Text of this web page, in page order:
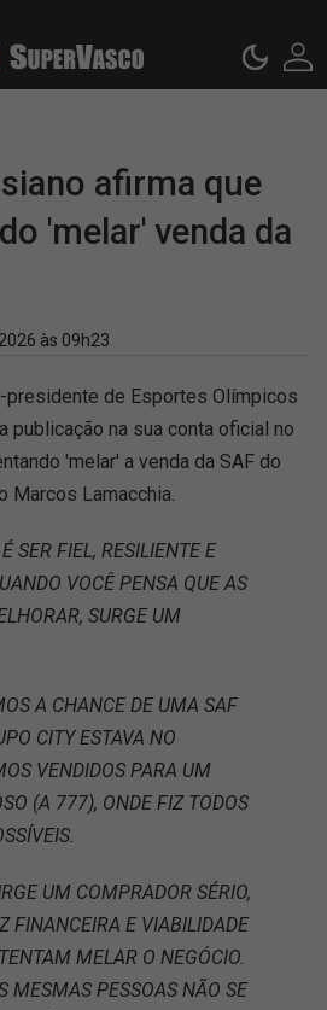
afirma que
'melar' venda da
às 09h23
presidente de Esportes Olímpicos
publicação na sua conta oficial no
'melar' a venda da SAF do
Marcos Lamacchia.
SER FIEL, RESILIENTE E
VOCÊ PENSA QUE AS
SURGE UM
A CHANCE DE UMA SAF
CITY ESTAVA NO
VENDIDOS PARA UM
(A 777), ONDE FIZ TODOS
UM COMPRADOR SÉRIO,
FINANCEIRA E VIABILIDADE
MELAR O NEGÓCIO.
MESMAS PESSOAS NÃO SE